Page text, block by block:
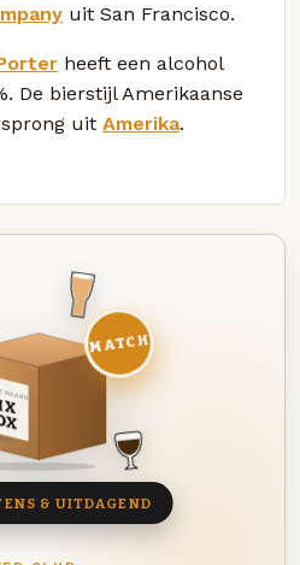
uit San Francisco.
heeft een alcohol
De bierstijl Amerikaanse
uit Amerika.
MAAND
MATCH
& UITDAGEND